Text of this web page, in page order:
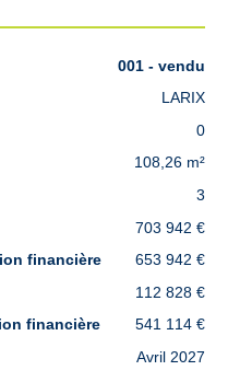
001 - vendu
LARIX
0
108,26 m²
3
703 942 €
653 942 €
112 828 €
541 114 €
Avril 2027